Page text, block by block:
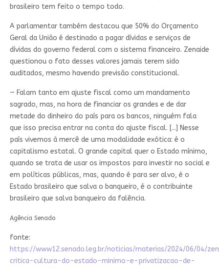
brasileiro tem feito o tempo todo.
A parlamentar também destacou que 50% do Orçamento
Geral da União é destinado a pagar dívidas e serviços de
dívidas do governo federal com o sistema financeiro. Zenaide
questionou o fato desses valores jamais terem sido
auditados, mesmo havendo previsão constitucional.
— Falam tanto em ajuste fiscal como um mandamento
sagrado, mas, na hora de financiar os grandes e de dar
metade do dinheiro do país para os bancos, ninguém fala
que isso precisa entrar na conta do ajuste fiscal. [...] Nesse
país vivemos à mercê de uma modalidade exótica: é o
capitalismo estatal. O grande capital quer o Estado mínimo,
quando se trata de usar os impostos para investir no social e
em políticas públicas, mas, quando é para ser alvo, é o
Estado brasileiro que salva o banqueiro, é o contribuinte
brasileiro que salva banqueiro da falência.
Agência Senado
fonte:
https://www12.senado.leg.br/noticias/materias/2024/06/04/
critica-cultura-do-estado-minimo-e-privatizacao-de-